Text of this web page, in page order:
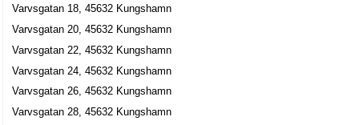
Varvsgatan 18, 45632 Kungshamn
Varvsgatan 20, 45632 Kungshamn
Varvsgatan 22, 45632 Kungshamn
Varvsgatan 24, 45632 Kungshamn
Varvsgatan 26, 45632 Kungshamn
Varvsgatan 28, 45632 Kungshamn